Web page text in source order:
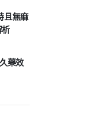
且無麻
析
藥效